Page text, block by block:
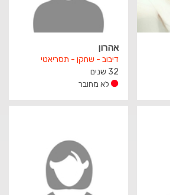
אהרון
דיבוב - שחקן - תסריאטי
32 שנים
לא מחובר